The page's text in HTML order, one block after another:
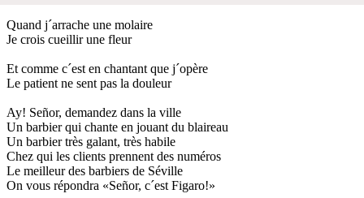
Quand j´arrache une molaire
Je crois cueillir une fleur
Et comme c´est en chantant que j´opère
Le patient ne sent pas la douleur
Ay! Señor, demandez dans la ville
Un barbier qui chante en jouant du blaireau
Un barbier très galant, très habile
Chez qui les clients prennent des numéros
Le meilleur des barbiers de Séville
On vous répondra «Señor, c´est Figaro!»